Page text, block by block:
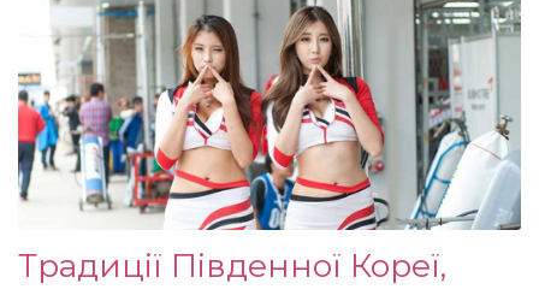
Традиції Південної Кореї,